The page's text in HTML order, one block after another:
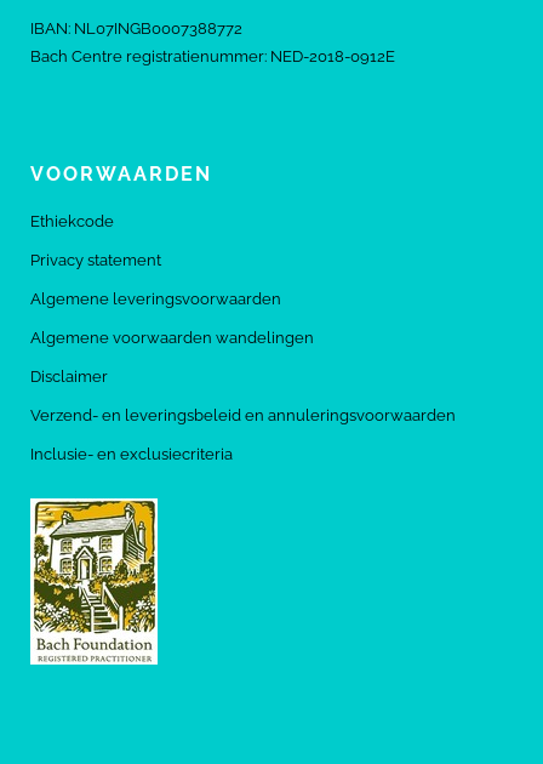
IBAN: NL07INGB0007388772
Bach Centre registratienummer: NED-2018-0912E
VOORWAARDEN
Ethiekcode
Privacy statement
Algemene leveringsvoorwaarden
Algemene voorwaarden wandelingen
Disclaimer
Verzend- en leveringsbeleid en annuleringsvoorwaarden
Inclusie- en exclusiecriteria